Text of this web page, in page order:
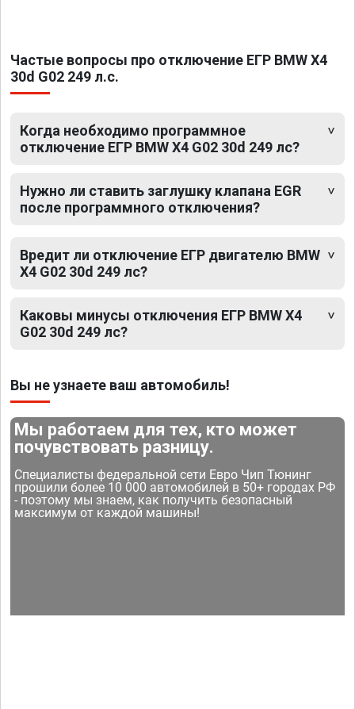
Частые вопросы про отключение ЕГР BMW X4
30d G02 249 л.с.
Когда необходимо программное
отключение ЕГР BMW X4 G02 30d 249 лс?
Нужно ли ставить заглушку клапана EGR
после программного отключения?
Вредит ли отключение ЕГР двигателю BMW
X4 G02 30d 249 лс?
Каковы минусы отключения ЕГР BMW X4
G02 30d 249 лс?
Вы не узнаете ваш автомобиль!
Мы работаем для тех, кто может
почувствовать разницу.
Специалисты федеральной сети Евро Чип Тюнинг
прошили более 10 000 автомобилей в 50+ городах РФ
- поэтому мы знаем, как получить безопасный
максимум от каждой машины!